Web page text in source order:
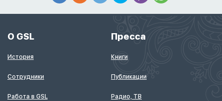
О GSL
История
Сотрудники
Работа в GSL
Пресса
Книги
Публикации
Радио, ТВ